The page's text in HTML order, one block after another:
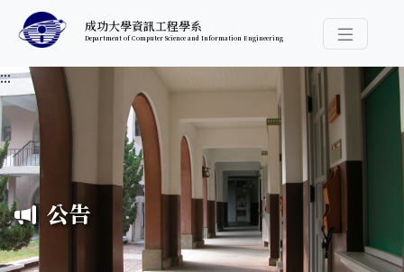
跳至中央內容區塊
成功大學資訊工程學系
Department of Computer Science and Information Engineering
導覽選
:::
公告